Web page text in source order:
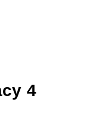
4